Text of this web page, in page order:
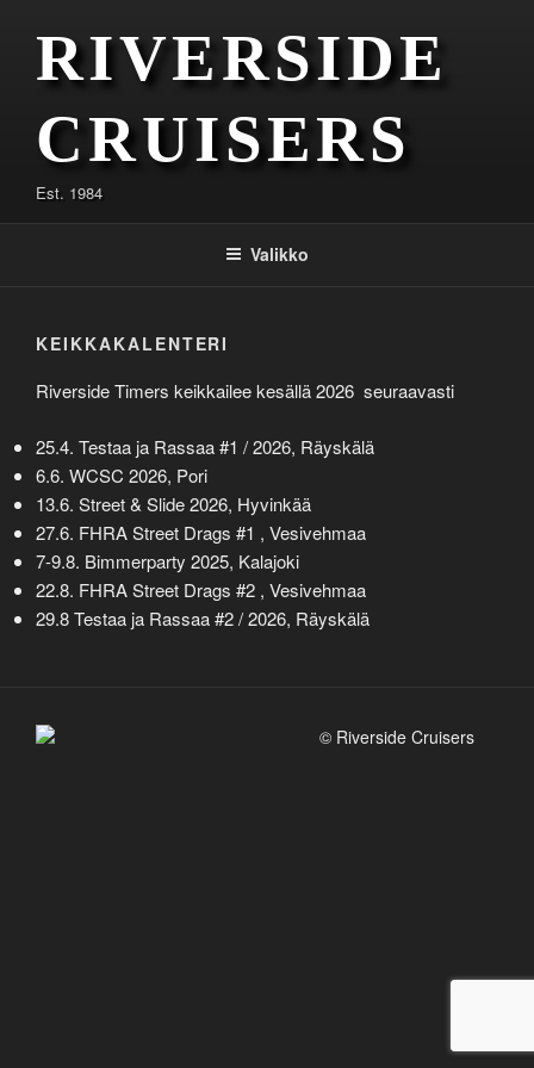
sisältöönRIVERSIDE
CRUISERS
Est. 1984
Valikko
KEIKKAKALENTERI
Riverside Timers keikkailee kesällä 2026 seuraavasti
25.4. Testaa ja Rassaa #1 / 2026, Räyskälä
6.6. WCSC 2026, Pori
13.6. Street & Slide 2026, Hyvinkää
27.6. FHRA Street Drags #1 , Vesivehmaa
7-9.8. Bimmerparty 2025, Kalajoki
22.8. FHRA Street Drags #2 , Vesivehmaa
29.8 Testaa ja Rassaa #2 / 2026, Räyskälä
© Riverside Cruisers